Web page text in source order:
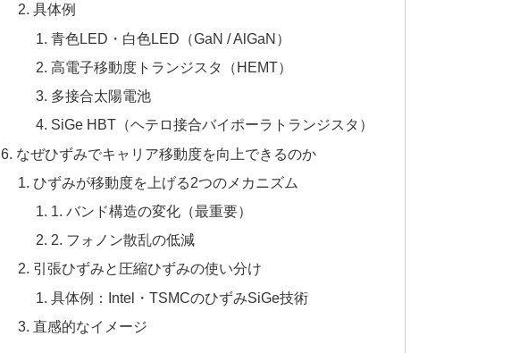
具体例
青色LED・白色LED（GaN / AlGaN）
高電子移動度トランジスタ（HEMT）
多接合太陽電池
SiGe HBT（ヘテロ接合バイポーラトランジスタ）
なぜひずみでキャリア移動度を向上できるのか
ひずみが移動度を上げる2つのメカニズム
1. バンド構造の変化（最重要）
2. フォノン散乱の低減
引張ひずみと圧縮ひずみの使い分け
具体例：Intel・TSMCのひずみSiGe技術
直感的なイメージ